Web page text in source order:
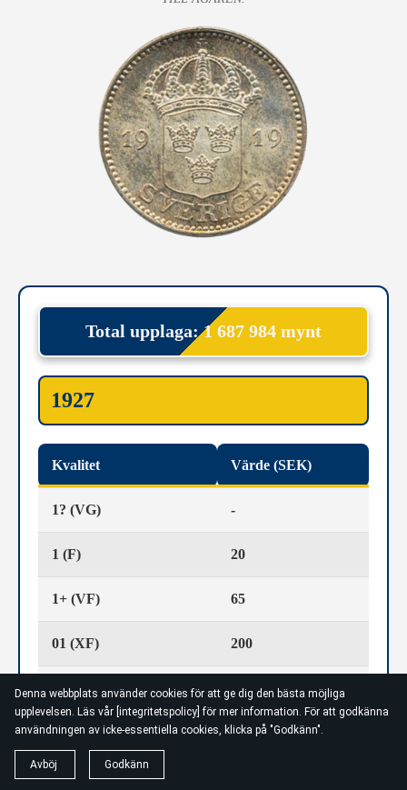
Denna webbplats använder cookies för att ge dig den bästa möjliga
upplevelsen. Läs vår [integritetspolicy] för mer information. För att godkänna
användningen av icke-essentiella cookies, klicka på "Godkänn".
Avböj Godkänn
Total upplaga: 1 687 984 mynt
1927
Kvalitet Värde (SEK)
1? (VG) -
1 (F) 20
1+ (VF) 65
01 (XF) 200
01/0 (XF / UNC) 400
Priserna för kvalitetsvärdena är ett sammanlagt snittpris
bästa noggranna värdering. Glöm ej bort att i slutändan,
precis som alltid, är det efterfrågan som avgör slutpriset.